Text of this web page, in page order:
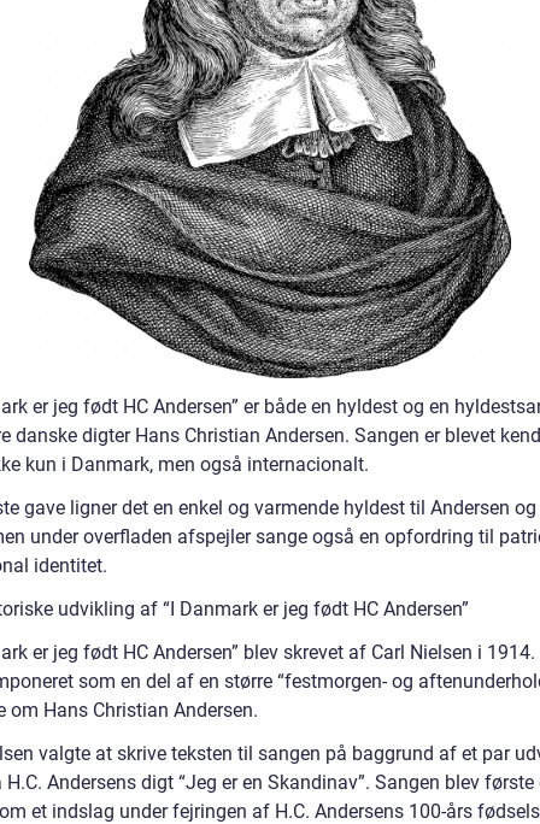
er jeg født HC Andersen” er både en hyldest og en
danske digter Hans Christian Andersen. Sangen er blevet
kun i Danmark, men også internacionalt.
gave ligner det en enkel og varmende hyldest til Andersen
under overfladen afspejler sange også en opfordring til
identitet.
udvikling af “I Danmark er jeg født HC Andersen”
er jeg født HC Andersen” blev skrevet af Carl Nielsen i
som en del af en større “festmorgen- og
om Hans Christian Andersen.
valgte at skrive teksten til sangen på baggrund af et par
Andersens digt “Jeg er en Skandinav”. Sangen blev første
et indslag under fejringen af H.C. Andersens 100-års